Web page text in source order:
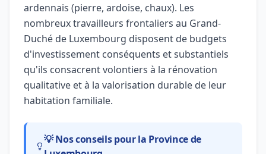
ardennais (pierre, ardoise, chaux). Les
nombreux travailleurs frontaliers au Grand-
Duché de Luxembourg disposent de budgets
d'investissement conséquents et substantiels
qu'ils consacrent volontiers à la rénovation
qualitative et à la valorisation durable de leur
habitation familiale.
💡 Nos conseils pour la Province de